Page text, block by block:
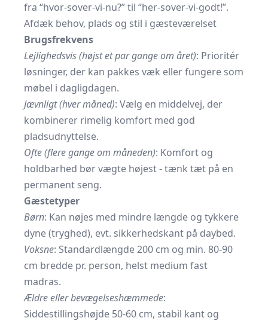
fra “hvor-sover-vi-nu?” til “her-sover-vi-godt!”.
Afdæk behov, plads og stil i gæsteværelset
Brugsfrekvens
Lejlighedsvis (højst et par gange om året): Prioritér
løsninger, der kan pakkes væk eller fungere som
møbel i dagligdagen.
Jævnligt (hver måned): Vælg en middelvej, der
kombinerer rimelig komfort med god
pladsudnyttelse.
Ofte (flere gange om måneden): Komfort og
holdbarhed bør vægte højest - tænk tæt på en
permanent seng.
Gæstetyper
Børn: Kan nøjes med mindre længde og tykkere
dyne (tryghed), evt. sikkerheds­kant på daybed.
Voksne: Standardlængde 200 cm og min. 80-90
cm bredde pr. person, helst medium fast
madras.
Ældre eller bevægelses­hæmmede:
Siddestillingshøjde 50-60 cm, stabil kant og